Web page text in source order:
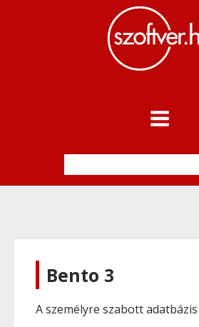
Bento 3
A személyre szabott adatbázis